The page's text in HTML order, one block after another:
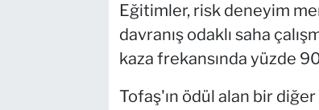
Eğitimler, risk deneyim
davranış odaklı saha
kaza frekansında yüzde
Tofaş'ın ödül alan bir